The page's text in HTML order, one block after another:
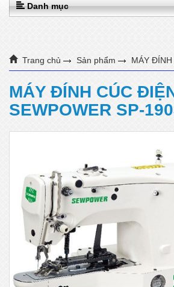
Danh mục
Trang chủ Sản phẩm MÁY ĐÍNH
MÁY ĐÍNH CÚC ĐIỆN TỬ SEWPOWER
MÁY ĐÍNH CÚC
SEWPOWER SP-